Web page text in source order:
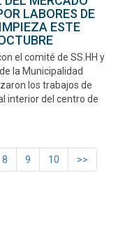
LABORES DE
ESTE
el comité de SS.HH y
la Municipalidad
los trabajos de
interior del centro de
8 9 10 >>